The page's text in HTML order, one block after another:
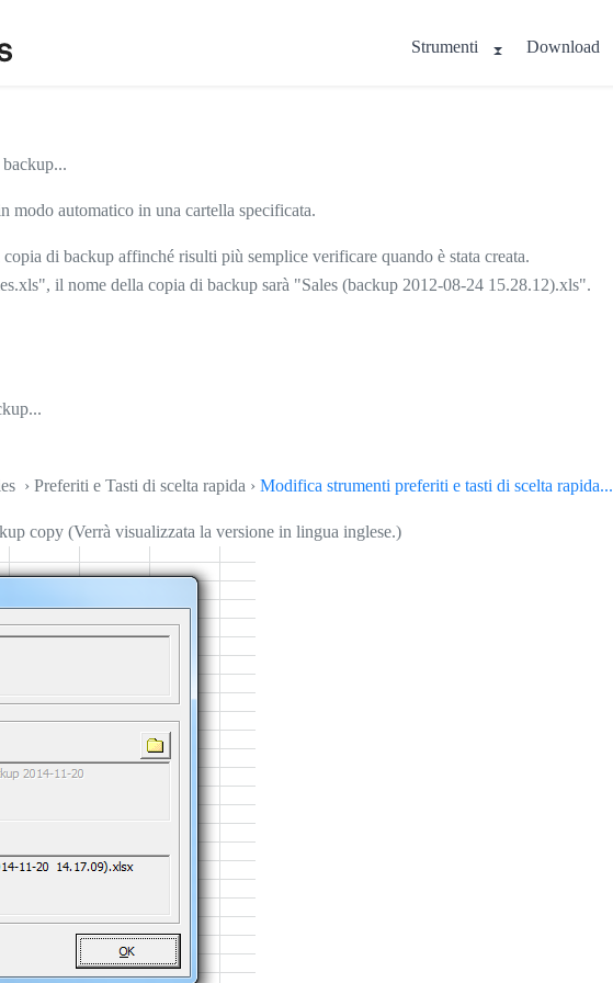
Strumenti Download
modo automatico in una cartella specificata.
di backup affinché risulti più semplice verificare quando è stata creata.
il nome della copia di backup sarà "Sales (backup 2012-08-24 15.28.12).xls".
› Preferiti e Tasti di scelta rapida › Modifica strumenti preferiti e tasti di scelta rapida...
copy (Verrà visualizzata la versione in lingua inglese.)